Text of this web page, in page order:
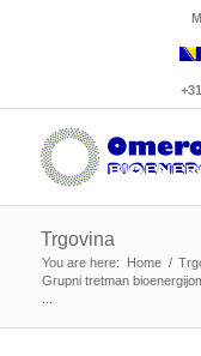
Trgovina
You are here: Home /
Grupni tretman